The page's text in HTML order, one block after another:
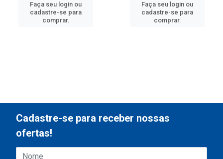
Faça seu login ou
cadastre-se para
comprar.
Faça seu login ou
cadastre-se para
comprar.
Cadastre-se para receber nossas
ofertas!